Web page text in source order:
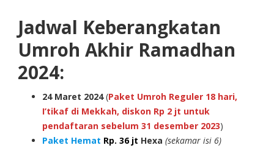
Jadwal Keberangkatan
Umroh Akhir Ramadhan
2024:
24 Maret 2024(Paket Umroh Reguler 18 hari,
I’tikaf di Mekkah, diskon Rp 2 jt untuk
pendaftaran sebelum 31 desember 2023)
Paket Hemat Rp. 36 jt Hexa (sekamar isi 6)